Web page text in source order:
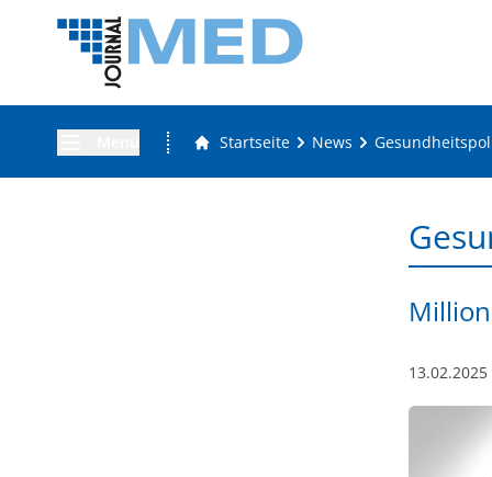
Startseite News
13.02.2025